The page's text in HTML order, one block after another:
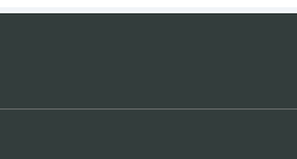
2025物